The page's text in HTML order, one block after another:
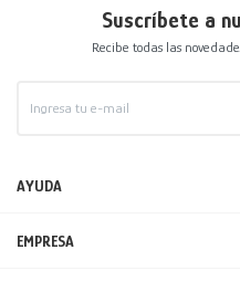
Suscríbete a
Recibe todas las
AYUDA
EMPRESA